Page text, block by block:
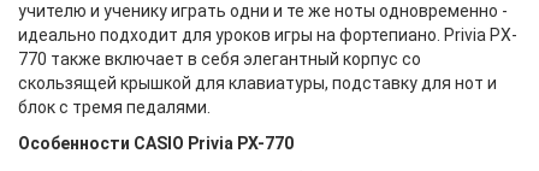
учителю и ученику играть одни и те же ноты одновременно -
идеально подходит для уроков игры на фортепиано. Privia PX-
770 также включает в себя элегантный корпус со
скользящей крышкой для клавиатуры, подставку для нот и
блок с тремя педалями.
Особенности CASIO Privia PX-770